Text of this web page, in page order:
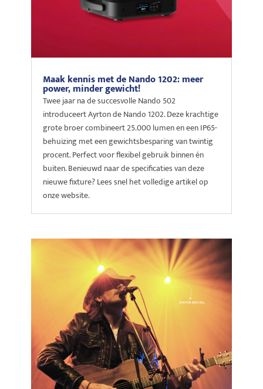
Maak kennis met de Nando 1202: meer
power, minder gewicht!
Twee jaar na de succesvolle Nando 502
introduceert Ayrton de Nando 1202. Deze krachtige
grote broer combineert 25.000 lumen en een IP65-
behuizing met een gewichtsbesparing van twintig
procent. Perfect voor flexibel gebruik binnen én
buiten. Benieuwd naar de specificaties van deze
nieuwe fixture? Lees snel het volledige artikel op
onze website.